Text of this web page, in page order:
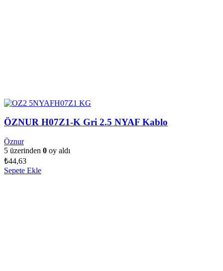
ÖZNUR H07Z1-K Gri 2.5 NYAF Kablo
Öznur
5 üzerinden 0 oy aldı
₺44,63
Sepete Ekle